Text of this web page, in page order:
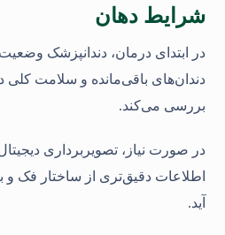
شرایط دهان
در ابتدای درمان، دندانپزشک
دندان‌های باقی‌مانده و سلامت کلی
بررسی می‌کند.
در صورت نیاز، تصویربرداری
اطلاعات دقیق‌تری از ساختار فک
آید.